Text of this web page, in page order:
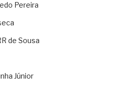
Pereira
de Sousa
Júnior